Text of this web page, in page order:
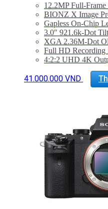
12.2MP Full-
BIONZ X Image
Gapless On-Chip
3.0″ 921.6k-Dot
XGA 2.36M-Dot
Full HD
4:2:2 UHD 4K
Expandable
Fast Intelligent 25-
41.000.000 VND